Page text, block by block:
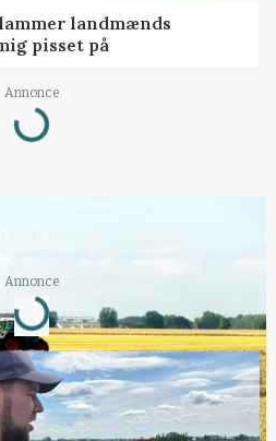
landmænds
pisset på
Annonce
Loading...
Annonce
Loading...